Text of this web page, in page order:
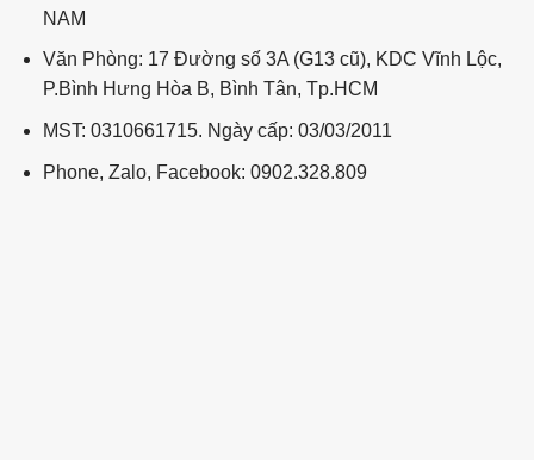
NAM
Văn Phòng: 17 Đường số 3A (G13 cũ), KDC Vĩnh Lộc,
P.Bình Hưng Hòa B, Bình Tân, Tp.HCM
MST: 0310661715. Ngày cấp: 03/03/2011
Phone, Zalo, Facebook: 0902.328.809